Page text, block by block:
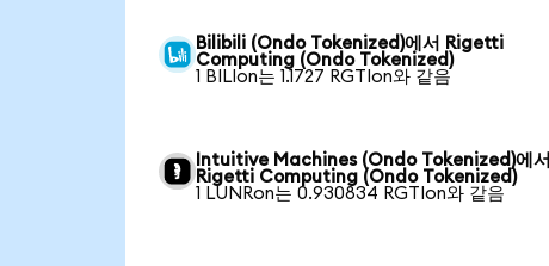
Bilibili (Ondo Tokenized)에서 Rigetti
Computing (Ondo Tokenized)
1 BILIon는 1.1727 RGTIon와 같음
Intuitive Machines (Ondo Tokenized)에서
Rigetti Computing (Ondo Tokenized)
1 LUNRon는 0.930834 RGTIon와 같음